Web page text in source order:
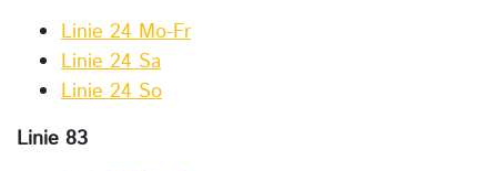
Linie 24 Mo-Fr
Linie 24 Sa
Linie 24 So
Linie 83